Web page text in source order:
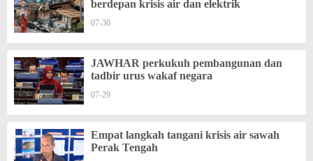
berdepan krisis air dan elektrik
07-30
JAWHAR perkukuh pembangunan dan
tadbir urus wakaf negara
07-29
Empat langkah tangani krisis air sawah
Perak Tengah